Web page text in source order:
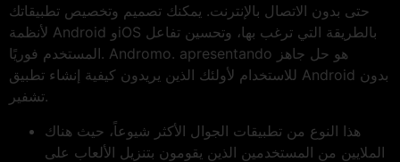
حتى بدون الاتصال بالإنترنت. يمكنك تصميم وتخصيص تطبيقاتك
لأنظمة Android وiOS بالطريقة التي ترغب بها، وتحسين تفاعل
المستخدم فوريًا. Andromo. apresentando هو حل جاهز
للاستخدام لأولئك الذين يريدون كيفية إنشاء تطبيق Android بدون
تشفير.
هذا النوع من تطبيقات الجوال الأكثر شيوعاً، حيث هناك
الملايين من المستخدمين الذين يقومون بتنزيل الألعاب على